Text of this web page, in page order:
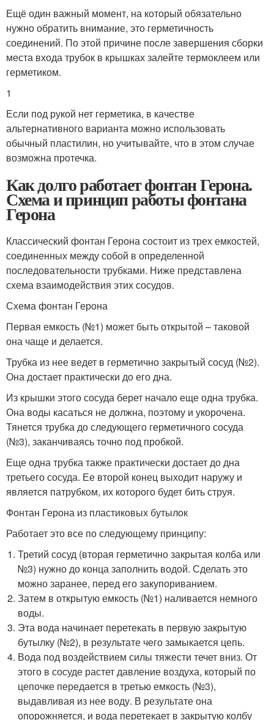
Ещё один важный момент, на который обязательно
нужно обратить внимание, это герметичность
соединений. По этой причине после завершения сборки
места входа трубок в крышках залейте термоклеем или
герметиком.
1
Если под рукой нет герметика, в качестве
альтернативного варианта можно использовать
обычный пластилин, но учитывайте, что в этом случае
возможна протечка.
Как долго работает фонтан Герона.
Схема и принцип работы фонтана
Герона
Классический фонтан Герона состоит из трех емкостей,
соединенных между собой в определенной
последовательности трубками. Ниже представлена
схема взаимодействия этих сосудов.
Схема фонтан Герона
Первая емкость (№1) может быть открытой – таковой
она чаще и делается.
Трубка из нее ведет в герметично закрытый сосуд (№2).
Она достает практически до его дна.
Из крышки этого сосуда берет начало еще одна трубка.
Она воды касаться не должна, поэтому и укорочена.
Тянется трубка до следующего герметичного сосуда
(№3), заканчиваясь точно под пробкой.
Еще одна трубка также практически достает до дна
третьего сосуда. Ее второй конец выходит наружу и
является патрубком, их которого будет бить струя.
Фонтан Герона из пластиковых бутылок
Работает это все по следующему принципу:
Третий сосуд (вторая герметично закрытая колба или
№3) нужно до конца заполнить водой. Сделать это
можно заранее, перед его закупориванием.
Затем в открытую емкость (№1) наливается немного
воды.
Эта вода начинает перетекать в первую закрытую
бутылку (№2), в результате чего замыкается цепь.
Вода под воздействием силы тяжести течет вниз. От
этого в сосуде растет давление воздуха, который по
цепочке передается в третью емкость (№3),
выдавливая из нее воду. В результате она
опорожняется, и вода перетекает в закрытую колбу